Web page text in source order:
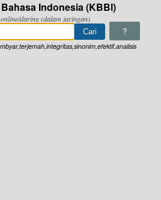
Indonesia (KBBI)
daring (dalam jaringan)
?